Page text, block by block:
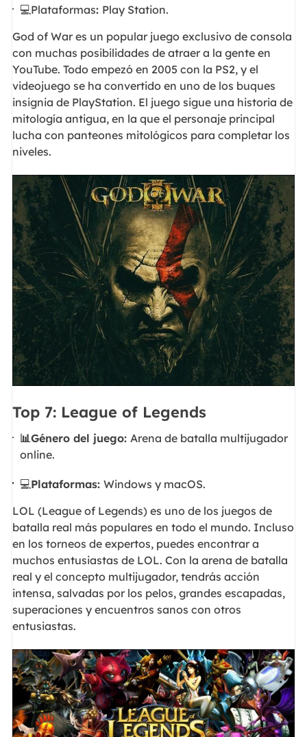
💻Plataformas: Play Station.
God of War es un popular juego exclusivo de consola
con muchas posibilidades de atraer a la gente en
YouTube. Todo empezó en 2005 con la PS2, y el
videojuego se ha convertido en uno de los buques
insignia de PlayStation. El juego sigue una historia de
mitología antigua, en la que el personaje principal
lucha con panteones mitológicos para completar los
niveles.
Top 7: League of Legends
📊Género del juego: Arena de batalla multijugador
online.
💻Plataformas:Windows y macOS.
LOL (League of Legends) es uno de los juegos de
batalla real más populares en todo el mundo. Incluso
en los torneos de expertos, puedes encontrar a
muchos entusiastas de LOL. Con la arena de batalla
real y el concepto multijugador, tendrás acción
intensa, salvadas por los pelos, grandes escapadas,
superaciones y encuentros sanos con otros
entusiastas.